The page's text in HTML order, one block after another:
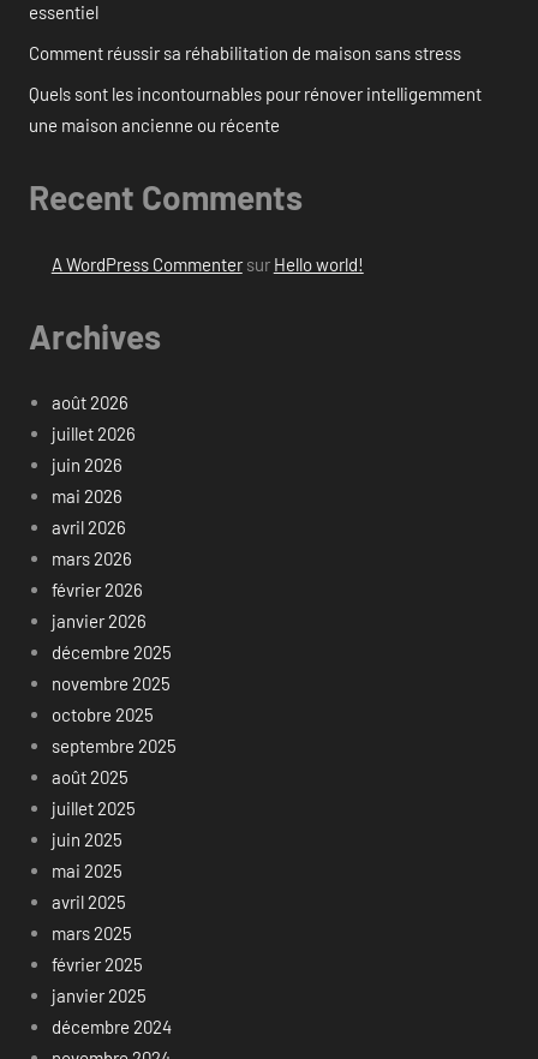
essentiel
Comment réussir sa réhabilitation de maison sans stress
Quels sont les incontournables pour rénover intelligemment
une maison ancienne ou récente
Recent Comments
A WordPress Commentersur Hello world!
Archives
août 2026
juillet 2026
juin 2026
mai 2026
avril 2026
mars 2026
février 2026
janvier 2026
décembre 2025
novembre 2025
octobre 2025
septembre 2025
août 2025
juillet 2025
juin 2025
mai 2025
avril 2025
mars 2025
février 2025
janvier 2025
décembre 2024